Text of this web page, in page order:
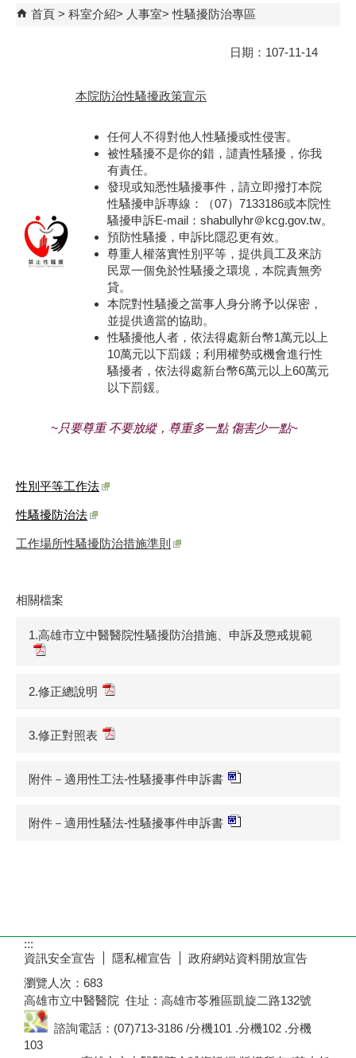
首頁 科室介紹 人事室 性騷擾防治專區
日期：107-11-14
本院防治性騷擾政策宣示
任何人不得對他人性騷擾或性侵害。
被性騷擾不是你的錯，譴責性騷擾，你我
有責任。
發現或知悉性騷擾事件，請立即撥打本院
性騷擾申訴專線：（07）7133186或本院性
騷擾申訴E-mail：shabullyhr＠kcg.gov.tw。
預防性騷擾，申訴比隱忍更有效。
尊重人權落實性別平等，提供員工及來訪
民眾一個免於性騷擾之環境，本院責無旁
貸。
本院對性騷擾之當事人身分將予以保密，
並提供適當的協助。
性騷擾他人者，依法得處新台幣1萬元以上
10萬元以下罰鍰；利用權勢或機會進行性
騷擾者，依法得處新台幣6萬元以上60萬元
以下罰鍰。
~只要尊重 不要放縱，尊重多一點 傷害少一點~
性別平等工作法
性騷擾防治法
工作場所性騷擾防治措施準則
相關檔案
1.高雄市立中醫醫院性騷擾防治措施、申訴及懲戒規範
2.修正總說明
3.修正對照表
附件－適用性工法-性騷擾事件申訴書
附件－適用性騷法-性騷擾事件申訴書
:::
資訊安全宣告
隱私權宣告
政府網站資料開放宣告
瀏覽人次： 683
高雄市立中醫醫院 住址：高雄市苓雅區凱旋二路132號
諮詢電話：(07)713-3186 /分機101 .分機102 .分機
103